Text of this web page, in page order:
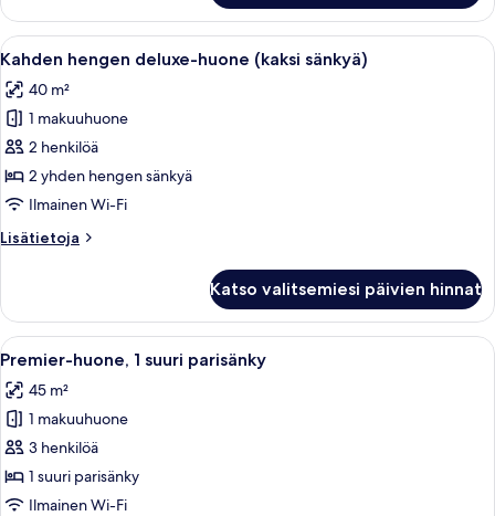
Rooftop)
Avaa
kaikki
huonetyypin
Kahden
hengen
deluxe-
huone
sänkyä)
Hotellihuone, jossa on kaksi
6
Kahden hengen deluxe-huone (kaksi sänkyä)
40 m²
1 makuuhuone
2 henkilöä
2 yhden hengen sänkyä
Ilmainen Wi-Fi
Lisätietoja
Lisätietoja
deluxe-
huone
(kaksi
Katso valitsemiesi päivien hinnat
Avaa
kaikki
huonetyypin
Premier-
huone,
1
suuri
Hotellihuone, jossa on suuri sänky,
5
Premier-huone, 1 suuri parisänky
45 m²
1 makuuhuone
3 henkilöä
1 suuri parisänky
Ilmainen Wi-Fi